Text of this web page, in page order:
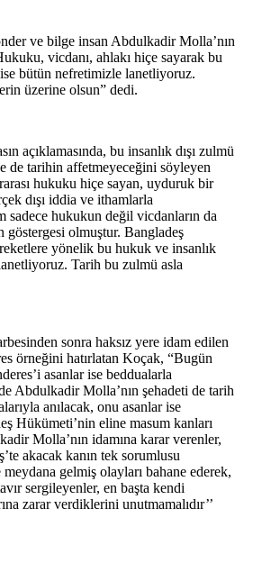
ve bilge insan Abdulkadir Molla’nın
vicdanı, ahlakı hiçe sayarak bu
bütün nefretimizle lanetliyoruz.
üzerine olsun” dedi.
açıklamasında, bu insanlık dışı zulmü
de tarihin affetmeyeceğini söyleyen
hukuku hiçe sayan, uyduruk bir
dışı iddia ve ithamlarla
sadece hukukun değil vicdanların da
göstergesi olmuştur. Bangladeş
yönelik bu hukuk ve insanlık
lanetliyoruz. Tarih bu zulmü asla
sonra haksız yere idam edilen
örneğini hatırlatan Koçak, “Bugün
asanlar ise beddualarla
Abdulkadir Molla’nın şehadeti de tarih
anılacak, onu asanlar ise
Hükümeti’nin eline masum kanları
Molla’nın idamına karar verenler,
akacak kanın tek sorumlusu
gelmiş olayları bahane ederek,
sergileyenler, en başta kendi
zarar verdiklerini unutmamalıdır’’